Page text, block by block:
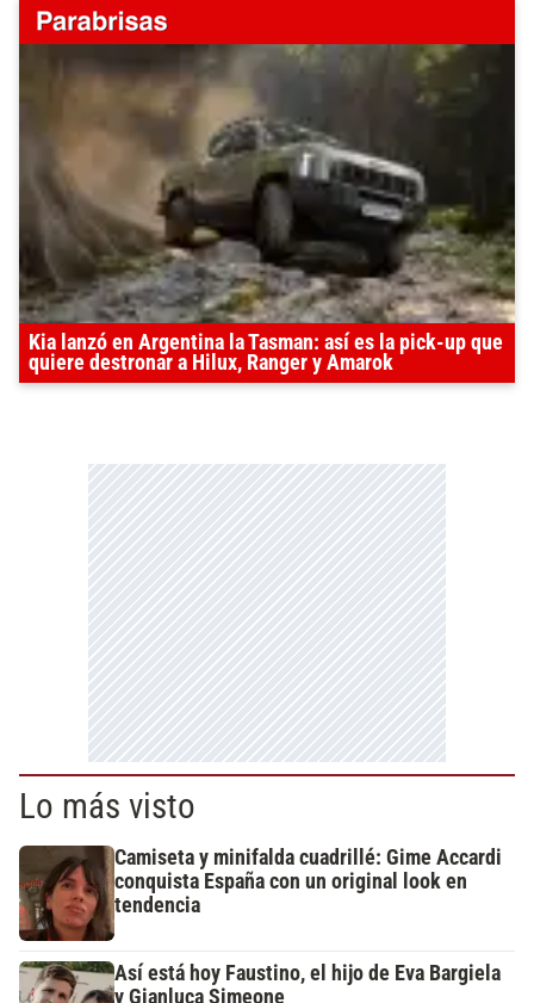
Kia lanzó en Argentina la Tasman: así es la pick-up que
quiere destronar a Hilux, Ranger y Amarok
Lo más visto
Camiseta y minifalda cuadrillé: Gime Accardi
conquista España con un original look en
tendencia
Así está hoy Faustino, el hijo de Eva Bargiela
y Gianluca Simeone